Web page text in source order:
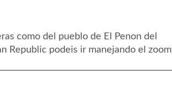
como del pueblo de El Penon del
Republic podeis ir manejando el zoom